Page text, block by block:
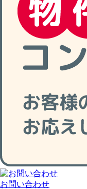
お問い合わせ